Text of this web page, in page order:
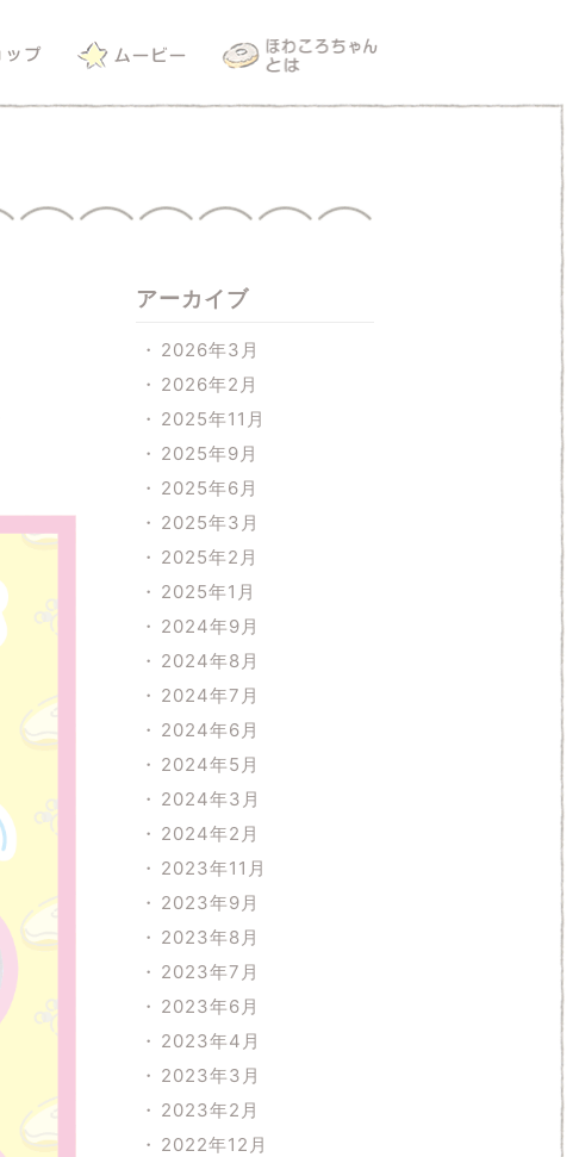
アーカイブ
2026年3月
2026年2月
2025年11月
2025年9月
2025年6月
2025年3月
2025年2月
2025年1月
2024年9月
2024年8月
2024年7月
2024年6月
2024年5月
2024年3月
2024年2月
2023年11月
2023年9月
2023年8月
2023年7月
2023年6月
2023年4月
2023年3月
2023年2月
2022年12月